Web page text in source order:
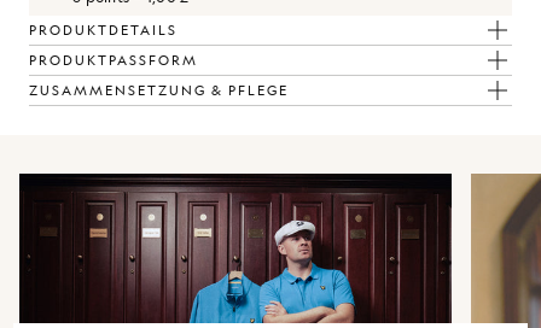
PRODUKTDETAILS
PRODUKTPASSFORM
ZUSAMMENSETZUNG & PFLEGE